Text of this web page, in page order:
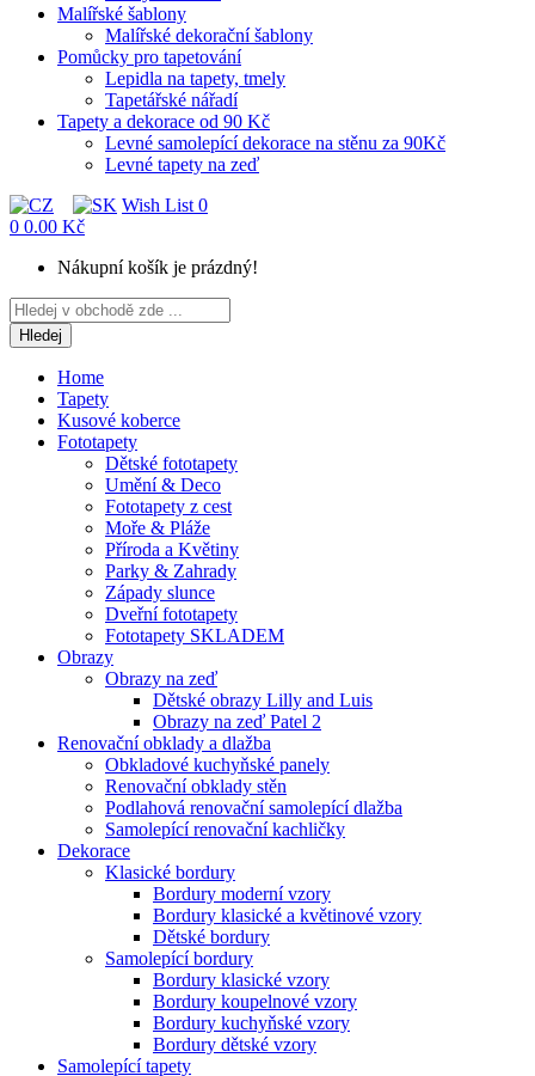
Malířské šablony
Malířské dekorační šablony
Pomůcky pro tapetování
Lepidla na tapety, tmely
Tapetářské nářadí
Tapety a dekorace od 90 Kč
Levné samolepící dekorace na stěnu za 90Kč
Levné tapety na zeď
Wish List 0
0 0.00 Kč
Nákupní košík je prázdný!
Hledej
Home
Tapety
Kusové koberce
Fototapety
Dětské fototapety
Umění & Deco
Fototapety z cest
Moře & Pláže
Příroda a Květiny
Parky & Zahrady
Západy slunce
Dveřní fototapety
Fototapety SKLADEM
Obrazy
Obrazy na zeď
Dětské obrazy Lilly and Luis
Obrazy na zeď Patel 2
Renovační obklady a dlažba
Obkladové kuchyňské panely
Renovační obklady stěn
Podlahová renovační samolepící dlažba
Samolepící renovační kachličky
Dekorace
Klasické bordury
Bordury moderní vzory
Bordury klasické a květinové vzory
Dětské bordury
Samolepící bordury
Bordury klasické vzory
Bordury koupelnové vzory
Bordury kuchyňské vzory
Bordury dětské vzory
Samolepící tapety